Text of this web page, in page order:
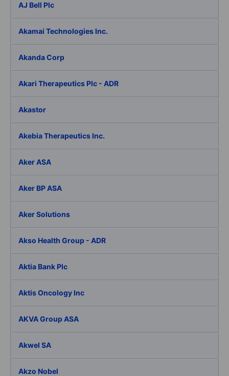
AJ Bell Plc
Akamai Technologies Inc.
Akanda Corp
Akari Therapeutics Plc - ADR
Akastor
Akebia Therapeutics Inc.
Aker ASA
Aker BP ASA
Aker Solutions
Akso Health Group - ADR
Aktia Bank Plc
Aktis Oncology Inc
AKVA Group ASA
Akwel SA
Akzo Nobel